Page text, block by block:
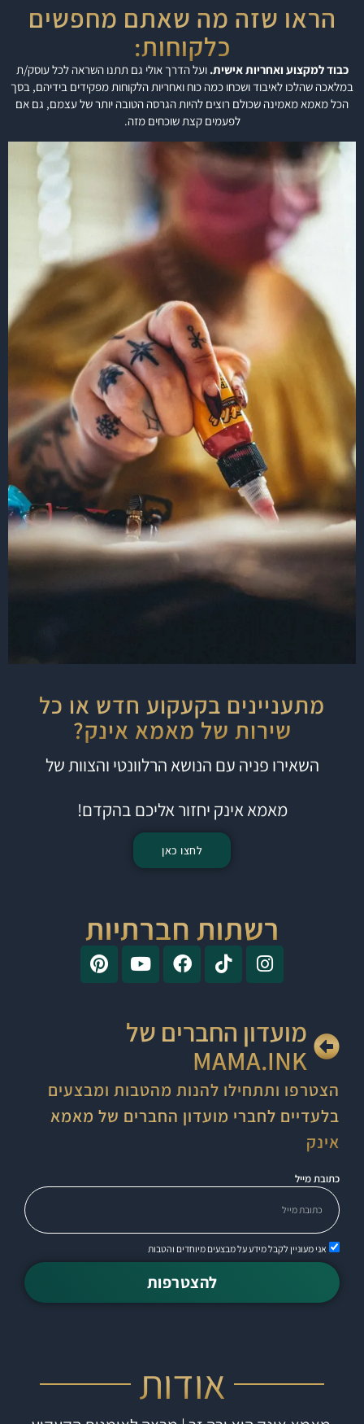
הראו שזה מה שאתם מחפשים
כלקוחות:
כבוד למקצוע ואחריות אישית.ועל הדרך אולי גם תתנו השראה לכל עוסק/ת
במלאכה שהלכו לאיבוד ושכחו כמה כוח ואחריות הלקוחות מפקידים בידיהם, בסך
הכל מאמא מאמינה שכולם רוצים להיות הגרסה הטובה יותר של עצמם, גם אם
לפעמים קצת שוכחים מזה.
מתעניינים בקעקוע חדש או כל
שירות של מאמא אינק?
השאירו פניה עם הנושא הרלוונטי והצוות של
מאמא אינק יחזור אליכם בהקדם!
לחצו כאן
רשתות חברתיות
מועדון החברים של
MAMA.INK
הצטרפו ותתחילו להנות מהטבות ומבצעים
בלעדיים לחברי מועדון החברים של מאמא
אינק
כתובת מייל
אני מעוניין לקבל מידע על מבצעים מיוחדים והטבות
להצטרפות
אודות